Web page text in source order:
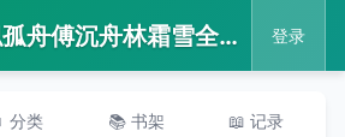
📖 霜雪似孤舟傅沉舟林霜雪全集小说阅读_全文无弹窗阅读【霜雪似孤舟小说】傅沉舟林霜雪 登录
分类 📚 书架 📖 记录